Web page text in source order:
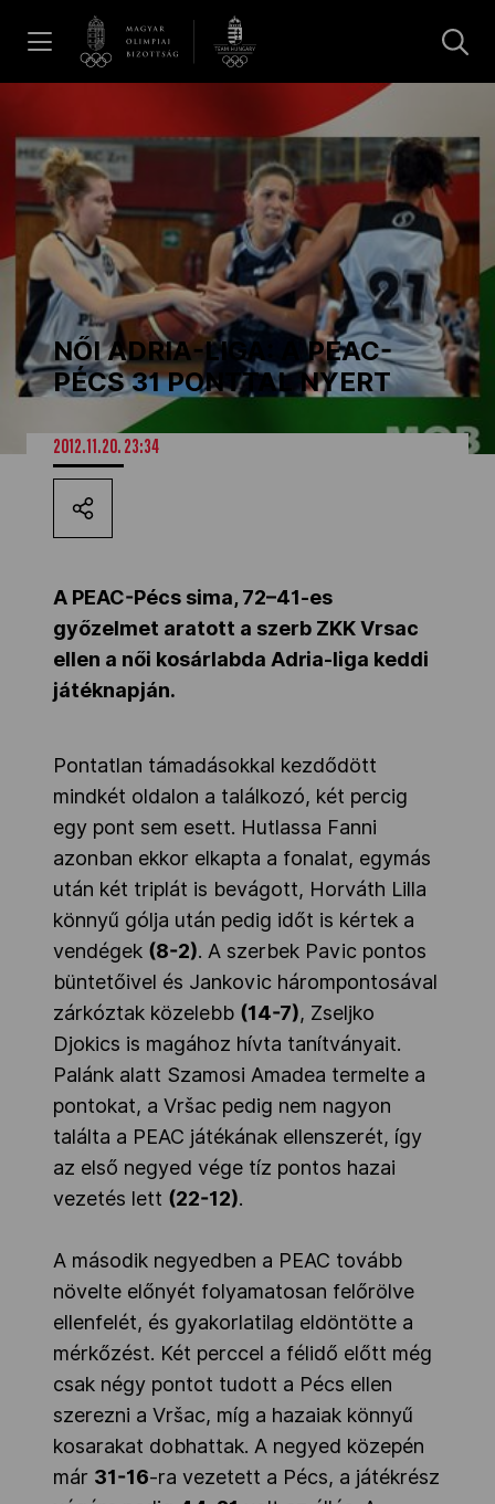
Galéria
Dakar 2026
Los Angeles 2028
MOB
Kettőskarrier-program
NOB
Társszervezetek
OVEP
Adatbank
NŐI ADRIA-LIGA: A PEAC-
PÉCS 31 PONTTAL NYERT
2012.11.20. 23:34
A PEAC-Pécs sima, 72–41-es
győzelmet aratott a szerb ZKK Vrsac
ellen a női kosárlabda Adria-liga keddi
játéknapján.
Pontatlan támadásokkal kezdődött
mindkét oldalon a találkozó, két percig
egy pont sem esett. Hutlassa Fanni
azonban ekkor elkapta a fonalat, egymás
után két triplát is bevágott, Horváth Lilla
könnyű gólja után pedig időt is kértek a
vendégek (8-2). A szerbek Pavic pontos
büntetőivel és Jankovic hárompontosával
zárkóztak közelebb (14-7), Zseljko
Djokics is magához hívta tanítványait.
Palánk alatt Szamosi Amadea termelte a
pontokat, a Vršac pedig nem nagyon
találta a PEAC játékának ellenszerét, így
az első negyed vége tíz pontos hazai
vezetés lett (22-12).
A második negyedben a PEAC tovább
növelte előnyét folyamatosan felőrölve
ellenfelét, és gyakorlatilag eldöntötte a
mérkőzést. Két perccel a félidő előtt még
csak négy pontot tudott a Pécs ellen
szerezni a Vršac, míg a hazaiak könnyű
kosarakat dobhattak. A negyed közepén
már 31-16-ra vezetett a Pécs, a játékrész